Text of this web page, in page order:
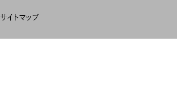
サイトマップ